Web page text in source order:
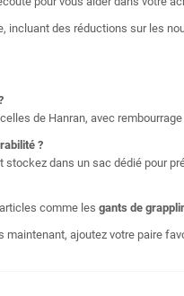
incluant des réductions sur les
de Hanran, avec
?
dans un sac dédié pour
comme les gants de
maintenant, ajoutez votre paire